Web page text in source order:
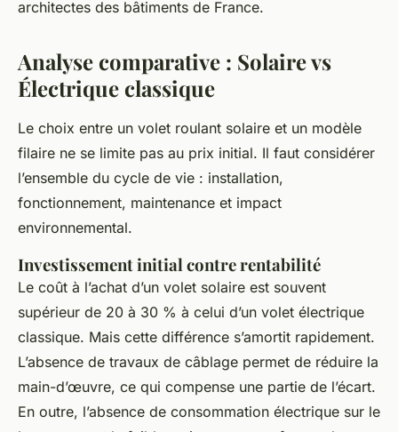
architectes des bâtiments de France.
Analyse comparative : Solaire vs
Électrique classique
Le choix entre un volet roulant solaire et un modèle
filaire ne se limite pas au prix initial. Il faut considérer
l’ensemble du cycle de vie : installation,
fonctionnement, maintenance et impact
environnemental.
Investissement initial contre rentabilité
Le coût à l’achat d’un volet solaire est souvent
supérieur de 20 à 30 % à celui d’un volet électrique
classique. Mais cette différence s’amortit rapidement.
L’absence de travaux de câblage permet de réduire la
main-d’œuvre, ce qui compense une partie de l’écart.
En outre, l’absence de consommation électrique sur le